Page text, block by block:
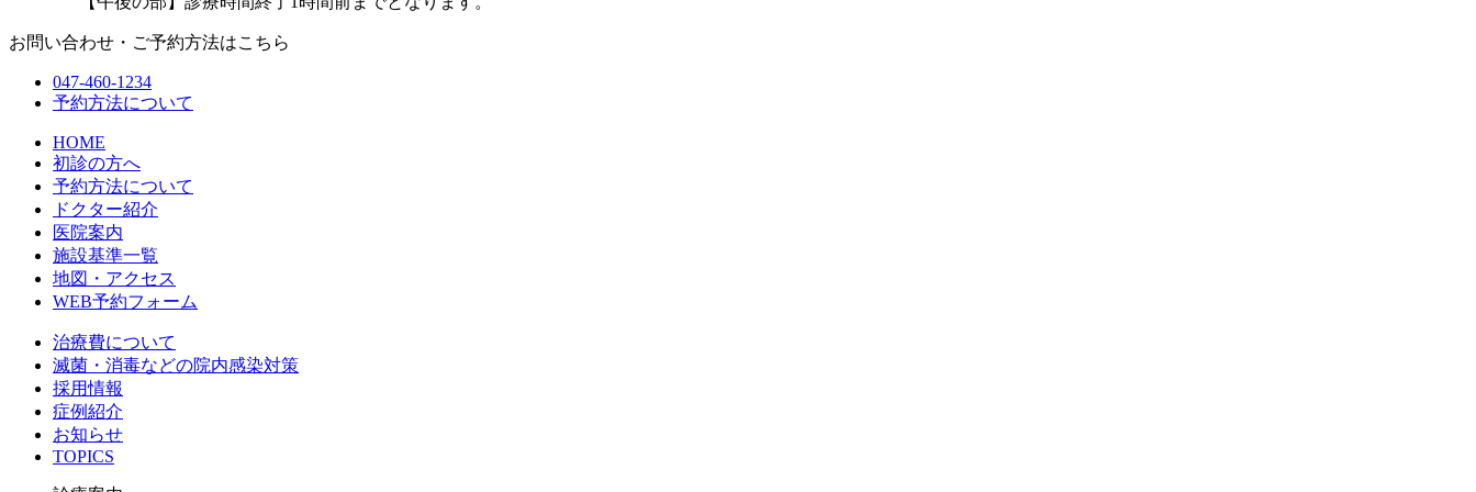
お問い合わせ・ご予約方法はこちら
047-460-1234
予約方法について
HOME
初診の方へ
予約方法について
ドクター紹介
医院案内
施設基準一覧
地図・アクセス
WEB予約フォーム
治療費について
滅菌・消毒などの院内感染対策
採用情報
症例紹介
お知らせ
TOPICS